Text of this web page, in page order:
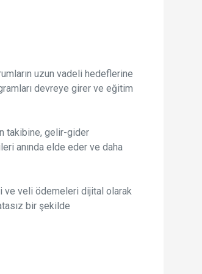
uzun vadeli hedeflerine
devreye girer ve eğitim
takibine, gelir-gider
anında elde eder ve daha
ve veli ödemeleri dijital olarak
bir şekilde